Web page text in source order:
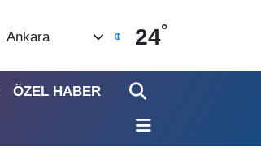
Ankara 24°
ÖZEL HABER